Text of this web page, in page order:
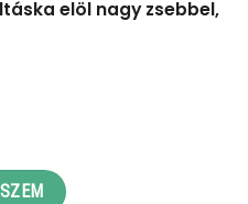
elöl nagy zsebbel,
zsebbel, rostbőr, ezüst mennyiség